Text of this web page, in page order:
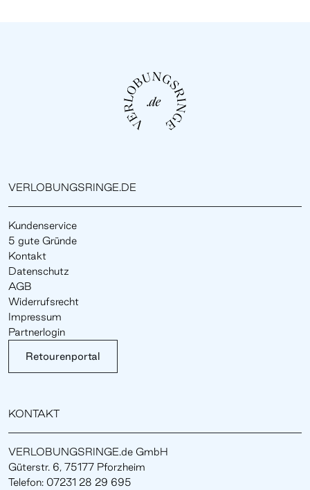
VERLOBUNGSRINGE.DE
Kundenservice
5 gute Gründe
Kontakt
Datenschutz
AGB
Widerrufsrecht
Impressum
Partnerlogin
Retourenportal
KONTAKT
VERLOBUNGSRINGE.de GmbH
Güterstr. 6, 75177 Pforzheim
Telefon: 07231 28 29 695